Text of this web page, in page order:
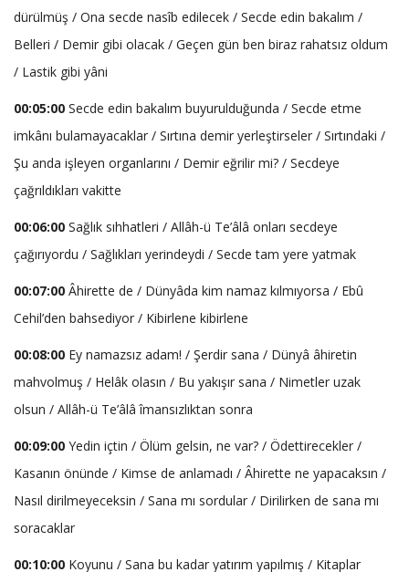
dürülmüş / Ona secde nasîb edilecek / Secde edin bakalım /
Belleri / Demir gibi olacak / Geçen gün ben biraz rahatsız oldum
/ Lastik gibi yâni
00:05:00 Secde edin bakalım buyurulduğunda / Secde etme
imkânı bulamayacaklar / Sırtına demir yerleştirseler / Sırtındaki /
Şu anda işleyen organlarını / Demir eğrilir mi? / Secdeye
çağrıldıkları vakitte
00:06:00 Sağlık sıhhatleri / Allâh-ü Te’âlâ onları secdeye
çağırıyordu / Sağlıkları yerindeydi / Secde tam yere yatmak
00:07:00 Âhirette de / Dünyâda kim namaz kılmıyorsa / Ebû
Cehil’den bahsediyor / Kibirlene kibirlene
00:08:00 Ey namazsız adam! / Şerdir sana / Dünyâ âhiretin
mahvolmuş / Helâk olasın / Bu yakışır sana / Nimetler uzak
olsun / Allâh-ü Te’âlâ îmansızlıktan sonra
00:09:00 Yedin içtin / Ölüm gelsin, ne var? / Ödettirecekler /
Kasanın önünde / Kimse de anlamadı / Âhirette ne yapacaksın /
Nasıl dirilmeyeceksin / Sana mı sordular / Dirilirken de sana mı
soracaklar
00:10:00 Koyunu / Sana bu kadar yatırım yapılmış / Kitaplar